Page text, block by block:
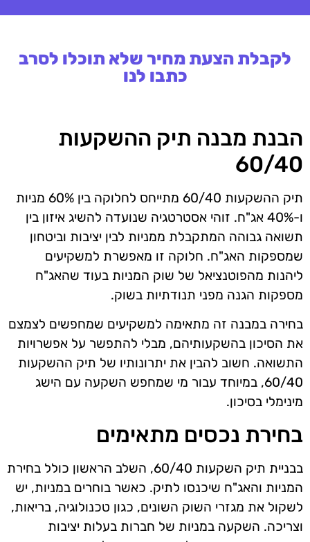
לקבלת הצעת מחיר שלא תוכלו לסרב
כתבו לנו
הבנת מבנה תיק ההשקעות
60/40
תיק ההשקעות 60/40 מתייחס לחלוקה בין 60% מניות
ו-40% אג"ח. זוהי אסטרטגיה שנועדה להשיג איזון בין
תשואה גבוהה המתקבלת ממניות לבין יציבות וביטחון
שמספקות האג"ח. חלוקה זו מאפשרת למשקיעים
ליהנות מהפוטנציאל של שוק המניות בעוד שהאג"ח
מספקות הגנה מפני תנודתיות בשוק.
בחירה במבנה זה מתאימה למשקיעים שמחפשים לצמצם
את הסיכון בהשקעותיהם, מבלי להתפשר על אפשרויות
התשואה. חשוב להבין את יתרונותיו של תיק ההשקעות
60/40, במיוחד עבור מי שמחפש השקעה עם הישג
מינימלי בסיכון.
בחירת נכסים מתאימים
בבניית תיק השקעות 60/40, השלב הראשון כולל בחירת
המניות והאג"ח שיכנסו לתיק. כאשר בוחרים במניות, יש
לשקול את מגזרי השוק השונים, כגון טכנולוגיה, בריאות,
וצריכה. השקעה במניות של חברות בעלות יציבות